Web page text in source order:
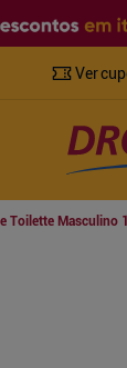
Ver
Toilette Masculino